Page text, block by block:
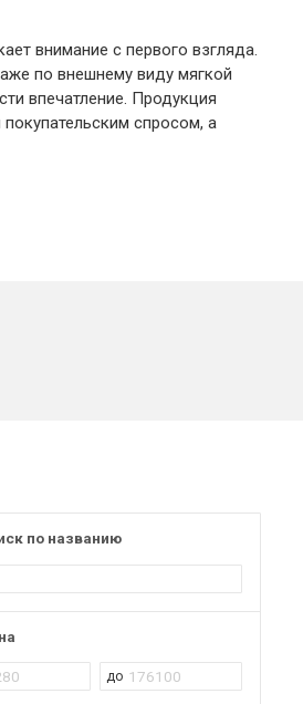
внимание с первого взгляда.
по внешнему виду мягкой
впечатление. Продукция
спросом, а
по названию